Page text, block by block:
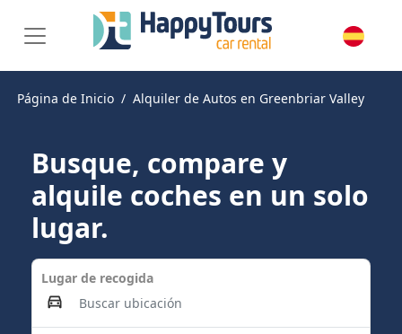
Página de Inicio Alquiler de Autos en Greenbriar Valley
Busque, compare y
alquile coches en un solo
lugar.
Lugar de recogida